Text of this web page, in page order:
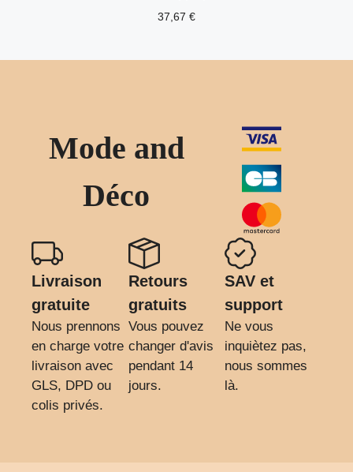
37,67 €
Mode and
Déco
Livraison
gratuite
Nous prennons
en charge votre
livraison avec
GLS, DPD ou
colis privés.
Retours
gratuits
Vous pouvez
changer d'avis
pendant 14
jours.
SAV et
support
Ne vous
inquiètez pas,
nous sommes
là.